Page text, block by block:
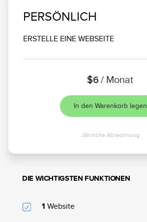
PERSÖNLICH
ERSTELLE EINE WEBSEITE
$6/ Monat
In den Warenkorb legen
Jährliche Abrechnung
DIE WICHTIGSTEN FUNKTIONEN
1 Website